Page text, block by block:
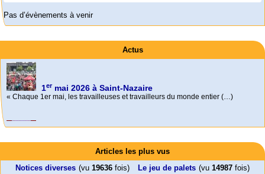
Pas d’évènements à venir
Actus
1 mai 2026 à Saint-Nazaire
« Chaque 1er mai, les travailleuses et travailleurs du monde entier (…)
Aujourd’hui, mercredi 18 mars 2026, le président de la République
Leonard Peltier libre !
Leonard Peltier, un Amérindien condamné deux fois à la prison à vie pour
un (…)
En Pays-de-la-Loire le couperet est tombé !
« La présidente Horizons de la région Pays de la Loire veut faire voter ce (…)
Mon CV... Cette perle indique une nouveauté, ou le dernier travail (…)
Articles les plus vus
Notices diverses (vu 19636 fois) Le jeu de palets (vu 14987 fois)